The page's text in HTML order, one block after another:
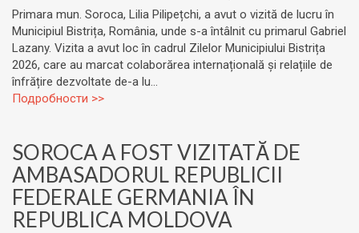
Primara mun. Soroca, Lilia Pilipețchi, a avut o vizită de lucru în
Municipiul Bistrița, România, unde s-a întâlnit cu primarul Gabriel
Lazany. Vizita a avut loc în cadrul Zilelor Municipiului Bistrița
2026, care au marcat colaborărea internațională și relațiile de
înfrățire dezvoltate de-a lu...
Подробности >>
SOROCA A FOST VIZITATĂ DE
AMBASADORUL REPUBLICII
FEDERALE GERMANIA ÎN
REPUBLICA MOLDOVA